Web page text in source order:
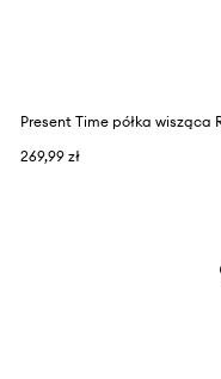
269,99 zł